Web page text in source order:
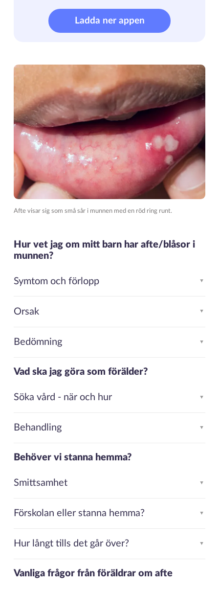
Ladda ner appen
Afte visar sig som små sår i munnen med en röd ring runt.
Hur vet jag om mitt barn har afte/blåsor i
munnen?
Symtom och förlopp ▲
Orsak ▲
Bedömning ▲
Vad ska jag göra som förälder?
Söka vård - när och hur ▲
Behandling ▲
Behöver vi stanna hemma?
Smittsamhet ▲
Förskolan eller stanna hemma? ▲
Hur långt tills det går över? ▲
Vanliga frågor från föräldrar om afte